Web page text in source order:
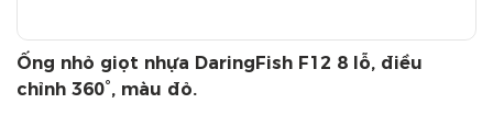
Ống nhỏ giọt nhựa DaringFish F12 8 lỗ, điều
chỉnh 360°, màu đỏ.